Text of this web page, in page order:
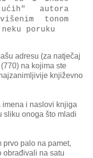
autora
tonom
poruku
adresu (za natječaj
na kojima ste
književno
imena i naslovi knjiga
sliku onoga što mladi
palo na pamet,
obrađivali na satu